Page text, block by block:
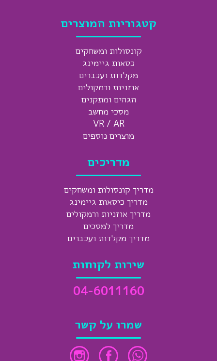
קטגוריות המוצרים
קונסולות ומשחקים
כסאות גיימינג
מקלדות ועכברים
אוזניות ורמקולים
הגהים ומתקנים
מסכי מחשב
VR / AR
מוצרים נוספים
מדריכים
מדריך קונסולות ומשחקים
מדריך כיסאות גיימינג
מדריך אוזניות ורמקולים
מדריך למסכים
מדריך מקלדות ועכברים
שירות לקוחות
04-6011160
שמרו על קשר